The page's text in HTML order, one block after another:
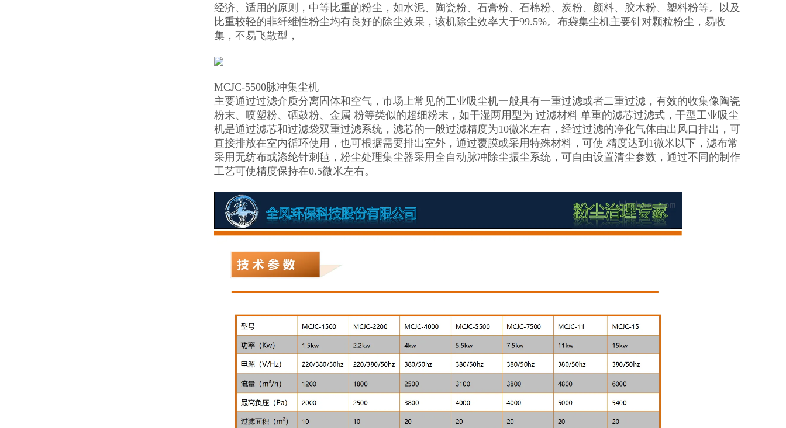
经济、适用的原则，中等比重的粉尘，如水泥、陶瓷粉、石膏粉、石棉粉、炭粉、颜料、胶木粉、塑料粉等。以及
比重较轻的非纤维性粉尘均有良好的除尘效果，该机除尘效率大于99.5%。布袋集尘机主要针对颗粒粉尘，易收
集，不易飞散型，
MCJC-5500脉冲集尘机
主要通过过滤介质分离固体和空气，市场上常见的工业吸尘机一般具有一重过滤或者二重过滤，有效的收集像陶瓷
粉末、喷塑粉、硒鼓粉、金属 粉等类似的超细粉末，如干湿两用型为 过滤材料 单重的滤芯过滤式，干型工业吸尘
机是通过滤芯和过滤袋双重过滤系统，滤芯的一般过滤精度为10微米左右，经过过滤的净化气体由出风口排出，可
直接排放在室内循环使用，也可根据需要排出室外，通过覆膜或采用特殊材料，可使 精度达到1微米以下，滤布常
采用无纺布或涤纶针刺毡，粉尘处理集尘器采用全自动脉冲除尘振尘系统，可自由设置清尘参数，通过不同的制作
工艺可使精度保持在0.5微米左右。